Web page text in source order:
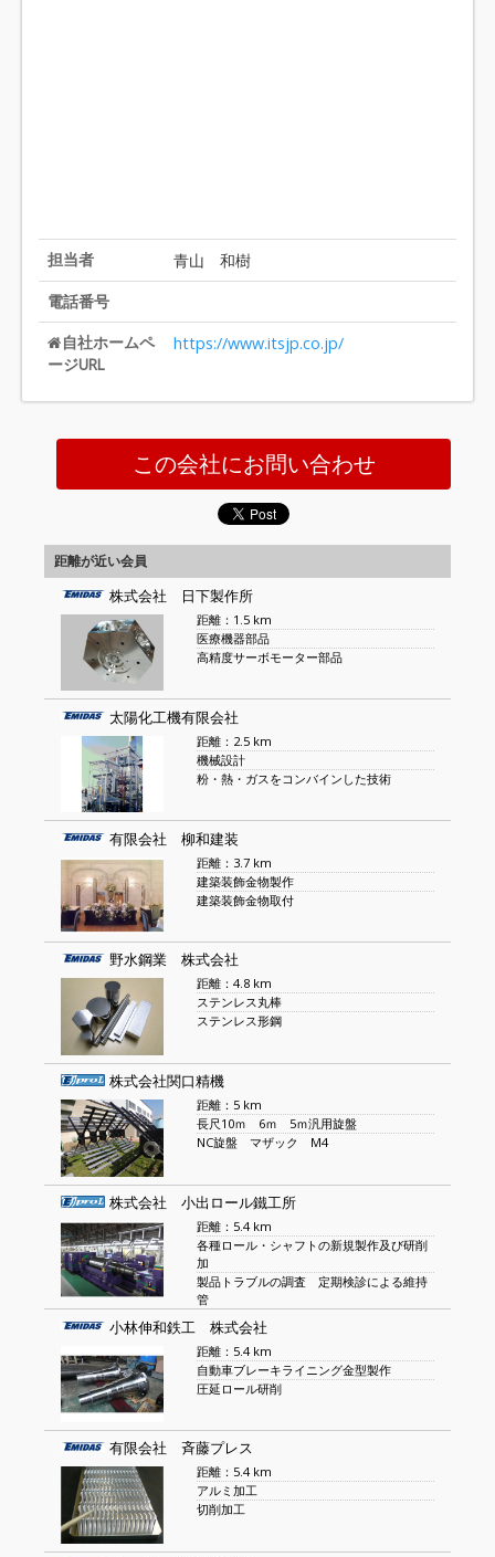
担当者
青山 和樹
電話番号
自社ホームペ
ージURL
https://www.itsjp.co.jp/
この会社にお問い合わせ
距離が近い会員
株式会社 日下製作所
距離：1.5 km
医療機器部品
高精度サーボモーター部品
太陽化工機有限会社
距離：2.5 km
機械設計
粉・熱・ガスをコンバインした技術
有限会社 柳和建装
距離：3.7 km
建築装飾金物製作
建築装飾金物取付
野水鋼業 株式会社
距離：4.8 km
ステンレス丸棒
ステンレス形鋼
株式会社関口精機
距離：5 km
長尺10ｍ 6ｍ 5ｍ汎用旋盤
NC旋盤 マザック M4
株式会社 小出ロール鐵工所
距離：5.4 km
各種ロール・シャフトの新規製作及び研削
加
製品トラブルの調査 定期検診による維持
管
小林伸和鉄工 株式会社
距離：5.4 km
自動車ブレーキライニング金型製作
圧延ロール研削
有限会社 斉藤プレス
距離：5.4 km
アルミ加工
切削加工